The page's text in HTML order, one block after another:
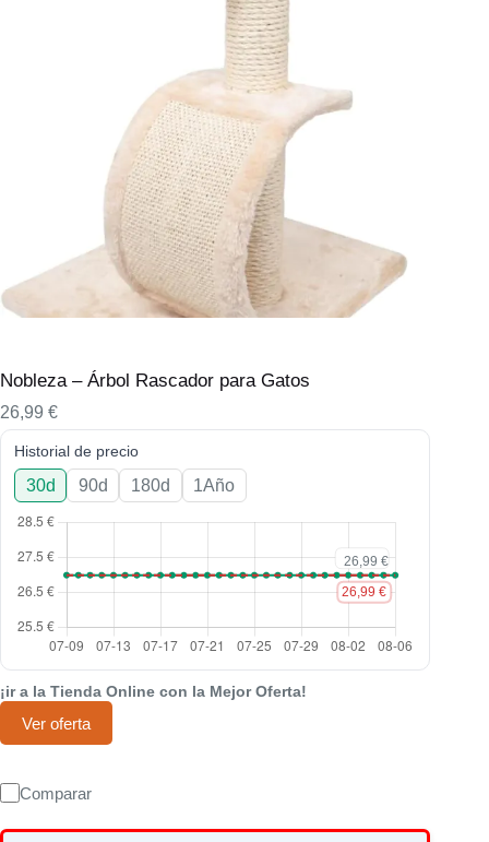
Nobleza – Árbol Rascador para Gatos
26,99 €
Historial de precio
30d 90d 180d 1Año
¡ir a la Tienda Online con la Mejor Oferta!
Ver oferta
Comparar